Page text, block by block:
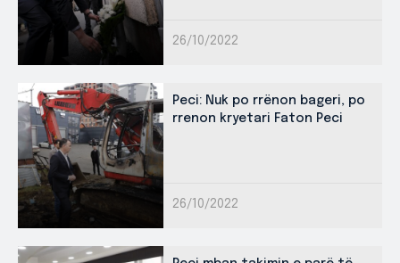
26/10/2022
Peci: Nuk po rrënon bageri, po
rrenon kryetari Faton Peci
26/10/2022